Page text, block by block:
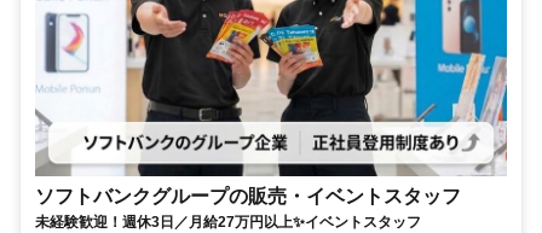
ソフトバンクグループの販売・イベントスタッフ
未経験歓迎！週休3日／月給27万円以上✨イベントスタッフ